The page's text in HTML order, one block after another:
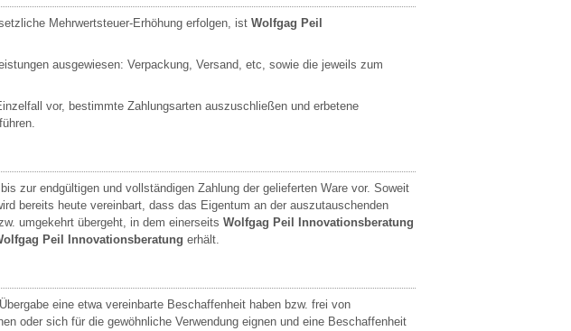
Mehrwertsteuer-Erhöhung erfolgen, ist Wolfgag Peil
ausgewiesen: Verpackung, Versand, etc, sowie die jeweils zum
vor, bestimmte Zahlungsarten auszuschließen und erbetene
zur endgültigen und vollständigen Zahlung der gelieferten Ware vor. Soweit
bereits heute vereinbart, dass das Eigentum an der auszutauschenden
umgekehrt übergeht, in dem einerseits Wolfgag Peil Innovationsberatung
Peil Innovationsberatung erhält.
eine etwa vereinbarte Beschaffenheit haben bzw. frei von
oder sich für die gewöhnliche Verwendung eignen und eine Beschaffenheit